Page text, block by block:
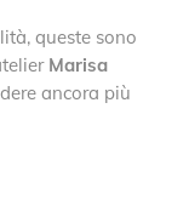
queste sono
Marisa
ancora più